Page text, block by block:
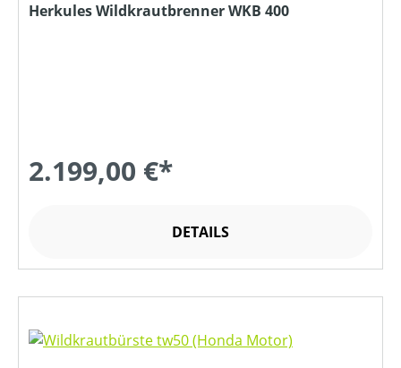
Herkules Wildkrautbrenner WKB 400
2.199,00 €*
DETAILS